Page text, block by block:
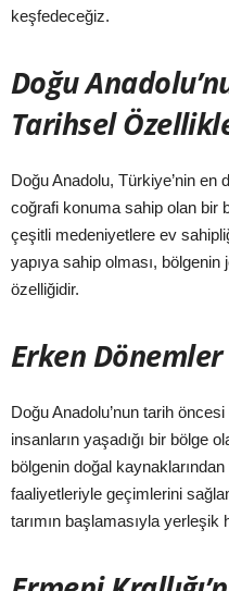
keşfedeceğiz.
Doğu
Tarihsel
Doğu Anadolu, Türkiye’nin
coğrafi konuma sahip olan bir
çeşitli medeniyetlere ev
yapıya sahip olması,
özelliğidir.
Erken
Doğu Anadolu’nun tarih
insanların yaşadığı bir bölge
bölgenin doğal kaynaklarından
faaliyetleriyle geçimlerini
tarımın başlamasıyla